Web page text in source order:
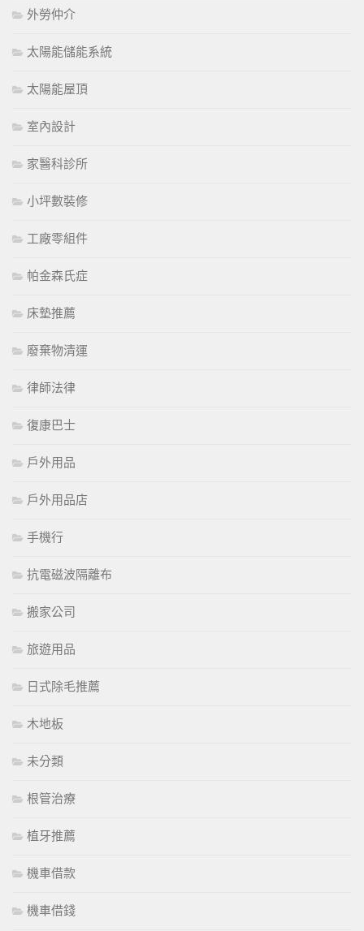
外勞仲介
太陽能儲能系統
太陽能屋頂
室內設計
家醫科診所
小坪數裝修
工廠零組件
帕金森氏症
床墊推薦
廢棄物清運
律師法律
復康巴士
戶外用品
戶外用品店
手機行
抗電磁波隔離布
搬家公司
旅遊用品
日式除毛推薦
木地板
未分類
根管治療
植牙推薦
機車借款
機車借錢